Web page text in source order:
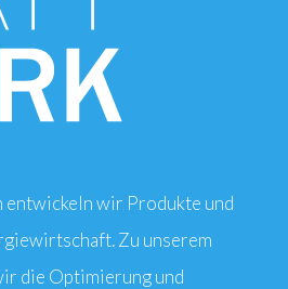
entwickeln wir Produkte und
Zu unserem
die Optimierung und